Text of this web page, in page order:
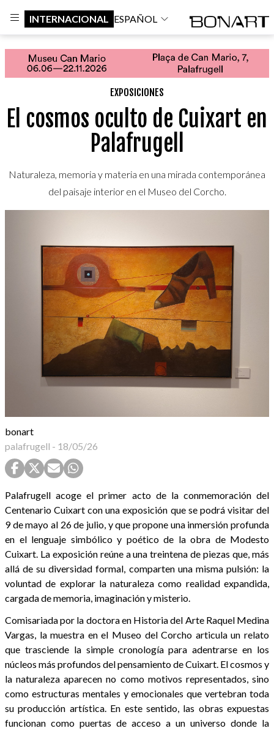
INTERNACIONAL ESPAÑOL
EXPOSICIONES
El cosmos oculto de Cuixart en
Palafrugell
Naturaleza, memoria y materia en una mirada contemporánea
del paisaje interior en el Museo del Corcho.
bonart
palafrugell - 18/05/26
Palafrugell acoge el primer acto de la conmemoración del
Centenario Cuixart con una exposición que se podrá visitar del
9 de mayo al 26 de julio, y que propone una inmersión profunda
en el lenguaje simbólico y poético de la obra de Modesto
Cuixart. La exposición reúne a una treintena de piezas que, más
allá de su diversidad formal, comparten una misma pulsión: la
voluntad de explorar la naturaleza como realidad expandida,
cargada de memoria, imaginación y misterio.
Comisariada por la doctora en Historia del Arte Raquel Medina
Vargas, la muestra en el Museo del Corcho articula un relato
que trasciende la simple cronología para adentrarse en los
núcleos más profundos del pensamiento de Cuixart. El cosmos y
la naturaleza aparecen no como motivos representados, sino
como estructuras mentales y emocionales que vertebran toda
su producción artística. En este sentido, las obras expuestas
funcionan como puertas de acceso a un universo donde la